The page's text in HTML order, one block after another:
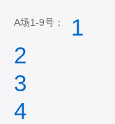
A场1-9号：
1
2
3
4